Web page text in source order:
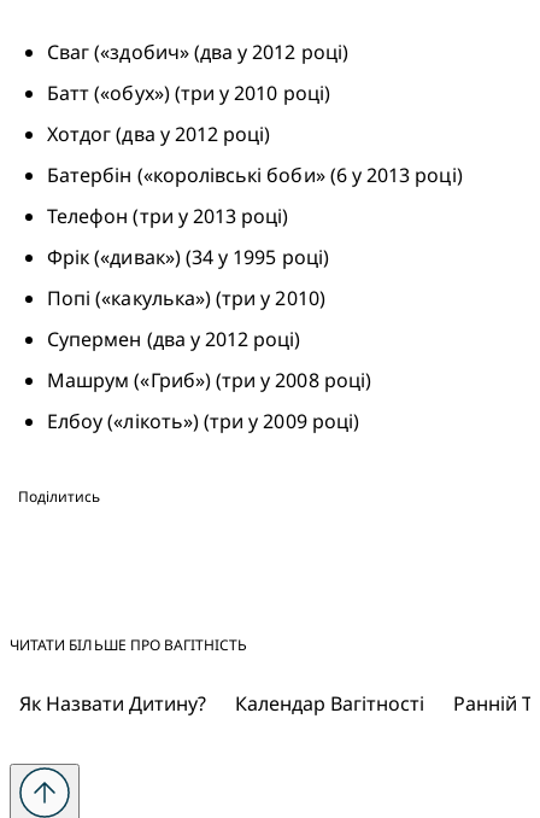
Сваг («здобич» (два у 2012 році)
Батт («обух») (три у 2010 році)
Хотдог (два у 2012 році)
Батербін («королівські боби» (6 у 2013 році)
Телефон (три у 2013 році)
Фрік («дивак») (34 у 1995 році)
Попі («какулька») (три у 2010)
Супермен (два у 2012 році)
Машрум («Гриб») (три у 2008 році)
Елбоу («лікоть») (три у 2009 році)
Поділитись
ЧИТАТИ БІЛЬШЕ ПРО ВАГІТНІСТЬ
Як Назвати Дитину? Календар Вагітності Ранній